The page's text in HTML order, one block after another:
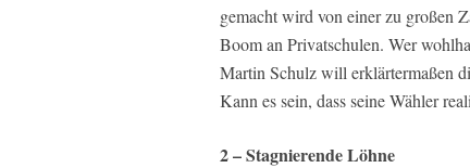
gemacht wird von einer zu großen
Boom an Privatschulen. Wer
Martin Schulz will erklärtermaßen
Kann es sein, dass seine Wähler
2 – Stagnierende Löhne